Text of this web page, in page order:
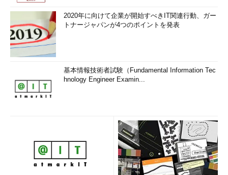
2020年に向けて企業が開始すべきIT関連行動、ガー
トナージャパンが4つのポイントを発表
基本情報技術者試験（Fundamental Information Tec
hnology Engineer Examin...